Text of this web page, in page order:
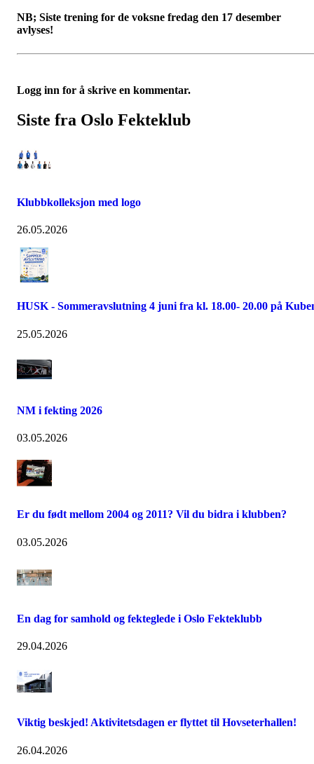
NB; Siste trening for de voksne fredag den 17 desember
avlyses!
Logg inn for å skrive en kommentar.
Siste fra Oslo Fekteklub
Klubbkolleksjon med logo
26.05.2026
HUSK - Sommeravslutning 4 juni fra kl. 18.00- 20.00 på
25.05.2026
NM i fekting 2026
03.05.2026
Er du født mellom 2004 og 2011? Vil du bidra i klubben?
03.05.2026
En dag for samhold og fekteglede i Oslo Fekteklubb
29.04.2026
Viktig beskjed! Aktivitetsdagen er flyttet til Hovseterhallen!
26.04.2026